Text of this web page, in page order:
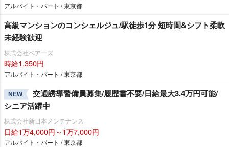
アルバイト・パート / 東京都
高級マンションのコンシェルジュ/駅徒歩1分 短時間&シフト柔軟
未経験歓迎
株式会社ベアーズ
時給1,350円
アルバイト・パート / 東京都
NEW
交通誘導警備員募集/履歴書不要/日給最大3.4万円可能/
シニア活躍中
株式会社新日本メンテナンス
日給1万4,000円～1万7,000円
アルバイト・パート / 東京都